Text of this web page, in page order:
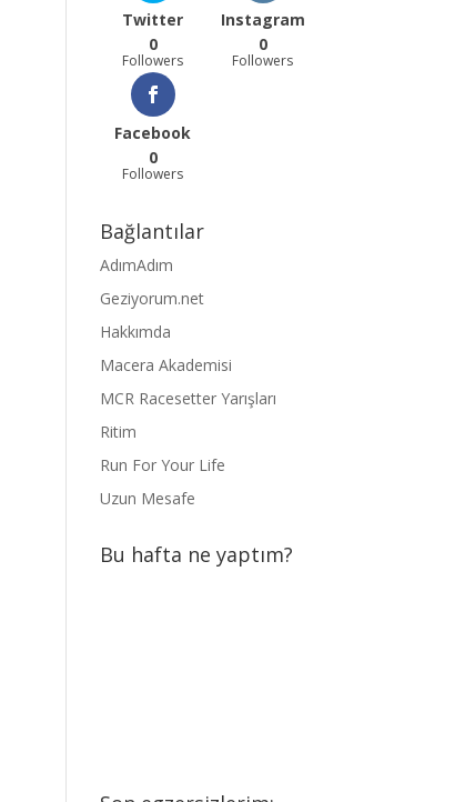
Twitter
0
Followers
Instagram
0
Followers
Facebook
0
Followers
Bağlantılar
AdımAdım
Geziyorum.net
Hakkımda
Macera Akademisi
MCR Racesetter Yarışları
Ritim
Run For Your Life
Uzun Mesafe
Bu hafta ne yaptım?